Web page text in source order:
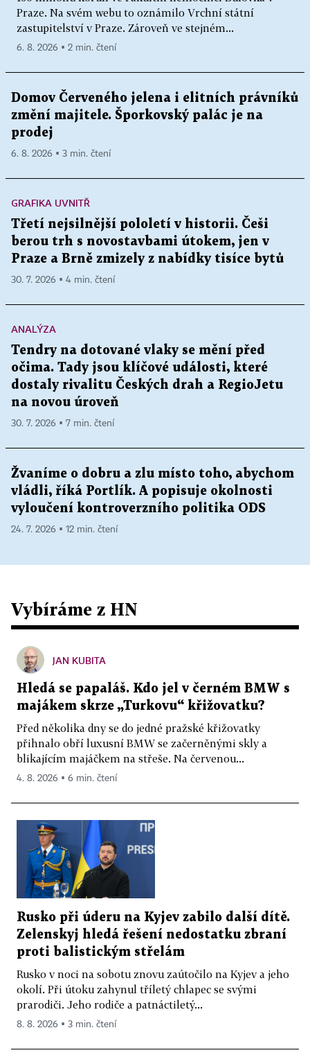
Praze. Na svém webu to oznámilo Vrchní státní
zastupitelství v Praze. Zároveň ve stejném...
6. 8. 2026 ▪ 2 min. čtení
Domov Červeného jelena i elitních právníků
změní majitele. Šporkovský palác je na
prodej
6. 8. 2026 ▪ 3 min. čtení
GRAFIKA UVNITŘ
Třetí nejsilnější pololetí v historii. Češi
berou trh s novostavbami útokem, jen v
Praze a Brně zmizely z nabídky tisíce bytů
30. 7. 2026 ▪ 4 min. čtení
ANALÝZA
Tendry na dotované vlaky se mění před
očima. Tady jsou klíčové události, které
dostaly rivalitu Českých drah a RegioJetu
na novou úroveň
30. 7. 2026 ▪ 7 min. čtení
Žvaníme o dobru a zlu místo toho, abychom
vládli, říká Portlík. A popisuje okolnosti
vyloučení kontroverzního politika ODS
24. 7. 2026 ▪ 12 min. čtení
Vybíráme z HN
JAN KUBITA
Hledá se papaláš. Kdo jel v černém BMW s
majákem skrze „Turkovu“ křižovatku?
Před několika dny se do jedné pražské křižovatky
přihnalo obří luxusní BMW se začerněnými skly a
blikajícím majáčkem na střeše. Na červenou...
4. 8. 2026 ▪ 6 min. čtení
Rusko při úderu na Kyjev zabilo další dítě.
Zelenskyj hledá řešení nedostatku zbraní
proti balistickým střelám
Rusko v noci na sobotu znovu zaútočilo na Kyjev a jeho
okolí. Při útoku zahynul tříletý chlapec se svými
prarodiči. Jeho rodiče a patnáctiletý...
8. 8. 2026 ▪ 3 min. čtení